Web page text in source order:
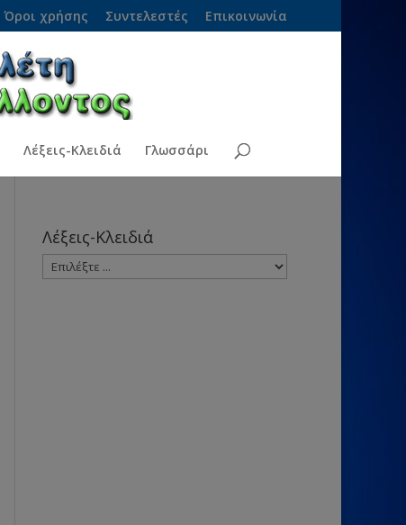
Όροι χρήσης Συντελεστές Επικοινωνία
Λέξεις-Κλειδιά Γλωσσάρι
Λέξεις-Κλειδιά